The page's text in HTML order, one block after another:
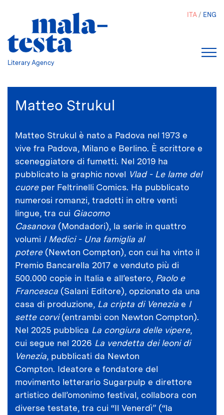
Literary Agency
ITA ENG
Matteo Strukul
Matteo Strukul è nato a Padova nel 1973 e
vive fra Padova, Milano e Berlino. È scrittore e
sceneggiatore di fumetti. Nel 2019 ha
pubblicato la graphic novel Vlad - Le lame del
cuoreper Feltrinelli Comics. Ha pubblicato
numerosi romanzi, tradotti in oltre venti
lingue, tra cui Giacomo
Casanova (Mondadori), la serie in quattro
volumi I Medici - Una famiglia al
potere(Newton Compton), con cui ha vinto il
Premio Bancarella 2017 e venduto più di
500.000 copie in Italia e all’estero, Paolo e
Francesca (Salani Editore), opzionato da una
casa di produzione, La cripta di Venezia e I
sette corvi(entrambi con Newton Compton).
Nel 2025 pubblica La congiura delle vipere,
cui segue nel 2026 La vendetta dei leoni di
Venezia, pubblicati da Newton
Compton. Ideatore e fondatore del
movimento letterario Sugarpulp e direttore
artistico dell’omonimo festival, collabora con
diverse testate, tra cui “Il Venerdì” (“la